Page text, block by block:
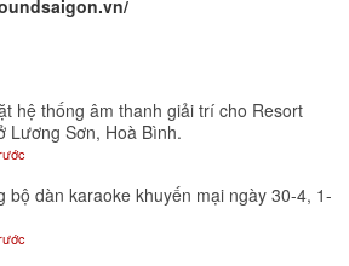
hệ thống âm thanh giải trí cho Resort
Lương Sơn, Hoà Bình.
bộ dàn karaoke khuyến mại ngày 30-4, 1-